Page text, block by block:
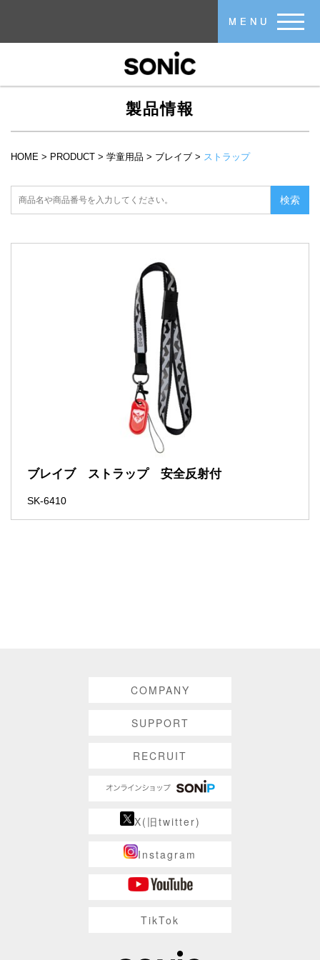
MENU
製品情報
HOME > PRODUCT > 学童用品 > ブレイブ > ストラップ
ブレイブ ストラップ 安全反射付
SK-6410
COMPANY
SUPPORT
RECRUIT
X(旧twitter)
Instagram
TikTok